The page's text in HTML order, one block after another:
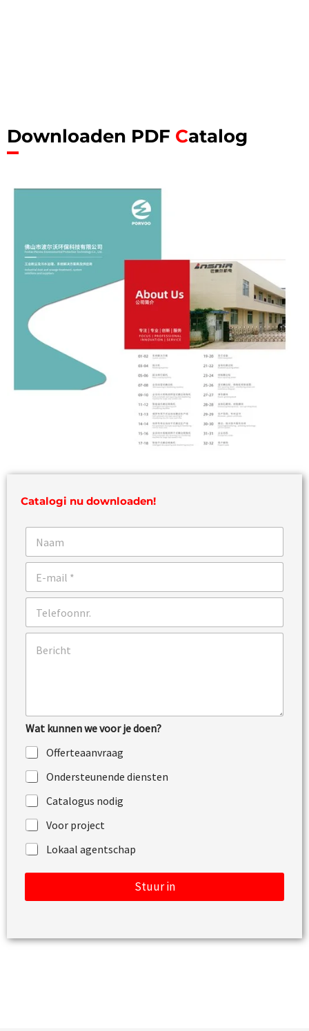
Downloaden PDF Catalog
Catalogi nu downloaden!
N
a
E
m
l
T
l
O
i
n
g
o
f
b
e
r
i
c
h
Wat kunnen we voor je doen?
Offerteaanvraag
Ondersteunende diensten
Catalogus nodig
Voor project
Lokaal agentschap
Stuur in